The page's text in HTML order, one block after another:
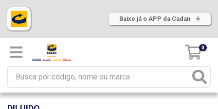
Baixe já o APP da Cadan
0